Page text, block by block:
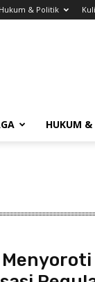
Hukum & Politik
HUKUM